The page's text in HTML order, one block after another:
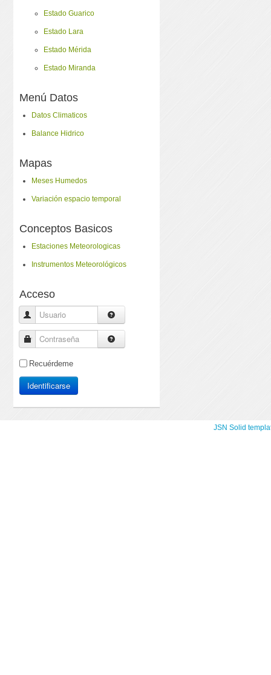
Estado Guarico
Estado Lara
Estado Mérida
Estado Miranda
Menú Datos
Datos Climaticos
Balance Hidrico
Mapas
Meses Humedos
Variación espacio temporal
Conceptos Basicos
Estaciones Meteorologicas
Instrumentos Meteorológicos
Acceso
Usuario
Contraseña
Recuérdeme
Identificarse
JSN Solid